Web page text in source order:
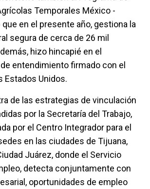
Temporales México -
que en el presente año, gestiona la
segura de cerca de 26 mil
hizo hincapié en el
entendimiento firmado con el
Estados Unidos.
de las estrategias de vinculación
por la Secretaría del Trabajo,
por el Centro Integrador para el
en las ciudades de Tijuana,
Juárez, donde el Servicio
detecta conjuntamente con
oportunidades de empleo